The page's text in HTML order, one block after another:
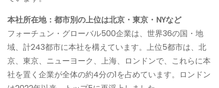
本社所在地：都市別の上位は北京・東京・NYなど
フォーチュン・グローバル500企業は、世界36の国・地
域、計243都市に本社を構えています。上位5都市は、北
京、東京、ニューヨーク、上海、ロンドンで、これらに本
社を置く企業が全体の約4分の1を占めています。ロンドン